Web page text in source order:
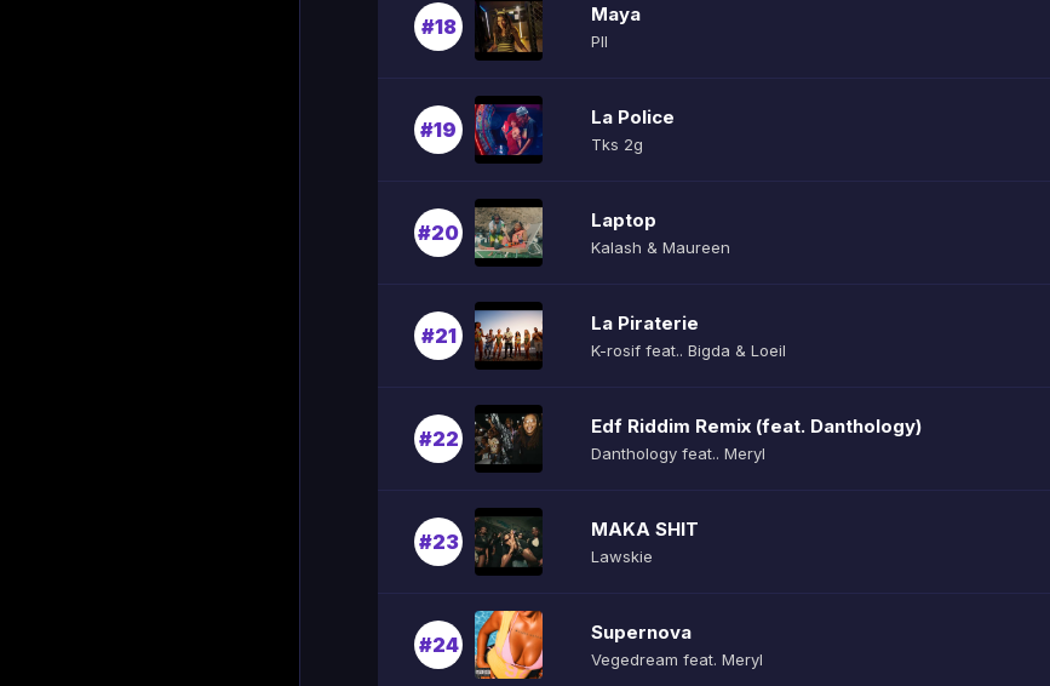
#18
Maya
Pll
#19
La Police
Tks 2g
#20
Laptop
Kalash & Maureen
#21
La Piraterie
K-rosif feat.. Bigda & Loeil
#22
Edf Riddim Remix (feat. Danthology)
Danthology feat.. Meryl
#23
MAKA SHIT
Lawskie
#24
Supernova
Vegedream feat. Meryl